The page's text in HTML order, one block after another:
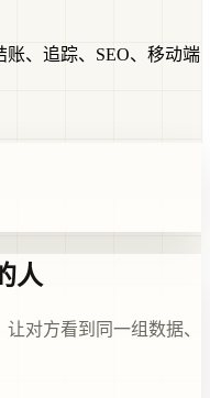
、追踪、SEO、移动端
人
对方看到同一组数据、